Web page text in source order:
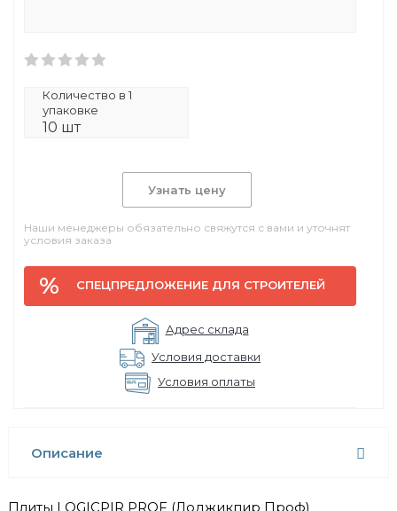
Количество в 1
упаковке
10 шт
Узнать цену
Наши менеджеры обязательно свяжутся с вами и уточнят
условия заказа
СПЕЦПРЕДЛОЖЕНИЕ ДЛЯ СТРОИТЕЛЕЙ
Адрес склада
Условия доставки
Условия оплаты
Описание
Плиты LOGICPIR PROF (Лоджикпир Проф)